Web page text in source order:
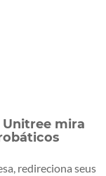
Unitree mira
redireciona seus